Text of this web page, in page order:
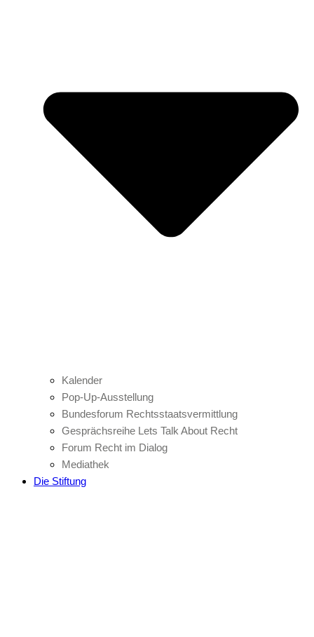
Kalender
Pop-Up-Ausstellung
Bundesforum Rechtsstaatsvermittlung
Gesprächsreihe Lets Talk About Recht
Forum Recht im Dialog
Mediathek
Die Stiftung